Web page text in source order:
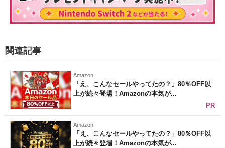
関連記事
Amazon
「え、こんなセールやってたの？」80％OFF以
上が続々登場！Amazonの本気が...
PR
Amazon
「え、こんなセールやってたの？」80％OFF以
上が続々登場！Amazonの本気が...